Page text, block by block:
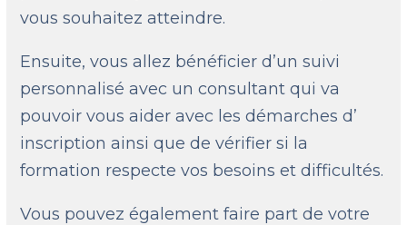
vous souhaitez atteindre.
Ensuite, vous allez bénéficier d’un suivi
personnalisé avec un consultant qui va
pouvoir vous aider avec les démarches d’
inscription ainsi que de vérifier si la
formation respecte vos besoins et difficultés.
Vous pouvez également faire part de votre